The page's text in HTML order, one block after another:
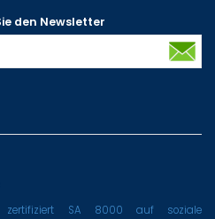
den Newsletter
zertifiziert SA 8000 auf soziale